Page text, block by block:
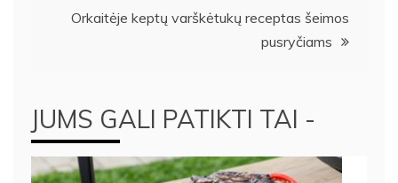
įrašųOrkaitėje keptų varškėtukų receptas šeimos
pusryčiams
JUMS GALI PATIKTI TAI -